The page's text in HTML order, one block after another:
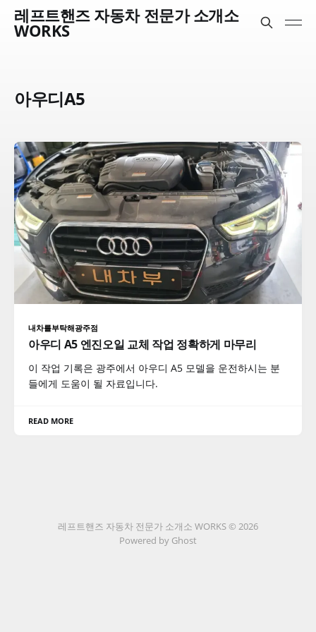
레프트핸즈 자동차 전문가 소개소
WORKS
아우디A5
내차를부탁해광주점
아우디 A5 엔진오일 교체 작업 정확하게 마무리
이 작업 기록은 광주에서 아우디 A5 모델을 운전하시는 분
들에게 도움이 될 자료입니다.
READ MORE
레프트핸즈 자동차 전문가 소개소 WORKS © 2026
Powered by Ghost